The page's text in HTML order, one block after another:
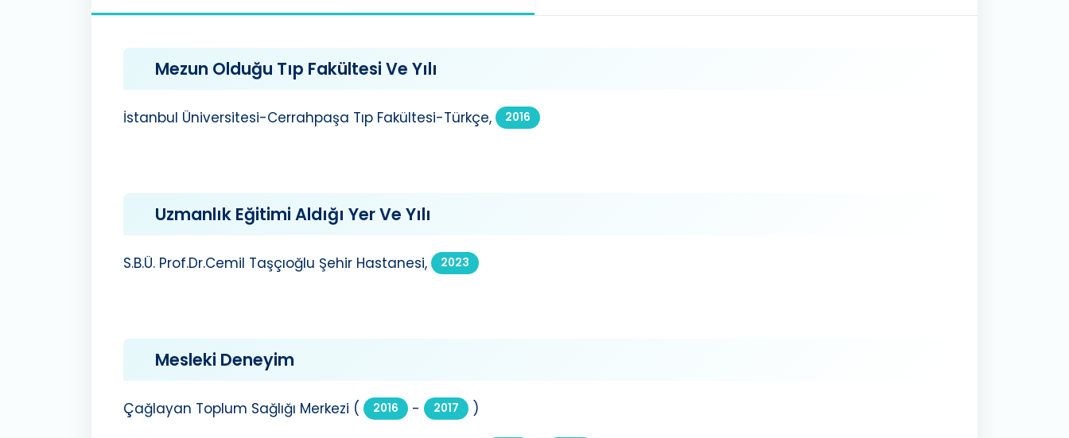
Mezun Olduğu Tıp Fakültesi Ve Yılı
İstanbul Üniversitesi-Cerrahpaşa Tıp Fakültesi-Türkçe, 2016
Uzmanlık Eğitimi Aldığı Yer Ve Yılı
S.B.Ü. Prof.Dr.Cemil Taşçıoğlu Şehir Hastanesi, 2023
Mesleki Deneyim
Çağlayan Toplum Sağlığı Merkezi ( 2016 - 2017 )